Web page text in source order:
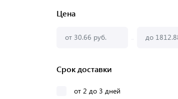
Цена
Срок доставки
от 2 до 3 дней